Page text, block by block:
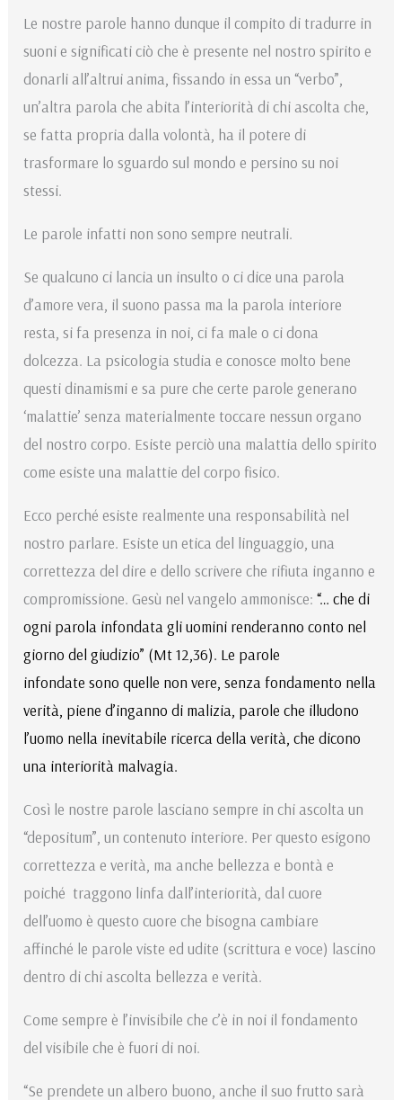
Le nostre parole hanno dunque il compito di tradurre in
suoni e significati ciò che è presente nel nostro spirito e
donarli all’altrui anima, fissando in essa un “verbo”,
un’altra parola che abita l’interiorità di chi ascolta che,
se fatta propria dalla volontà, ha il potere di
trasformare lo sguardo sul mondo e persino su noi
stessi.
Le parole infatti non sono sempre neutrali.
Se qualcuno ci lancia un insulto o ci dice una parola
d’amore vera, il suono passa ma la parola interiore
resta, si fa presenza in noi, ci fa male o ci dona
dolcezza. La psicologia studia e conosce molto bene
questi dinamismi e sa pure che certe parole generano
‘malattie’ senza materialmente toccare nessun organo
del nostro corpo. Esiste perciò una malattia dello spirito
come esiste una malattie del corpo fisico.
Ecco perché esiste realmente una responsabilità nel
nostro parlare. Esiste un etica del linguaggio, una
correttezza del dire e dello scrivere che rifiuta inganno e
compromissione. Gesù nel vangelo ammonisce:“… che di
ogni parola infondata gli uomini renderanno conto nel
giorno del giudizio” (Mt 12,36). Le parole
infondate sono quelle non vere, senza fondamento nella
verità, piene d’inganno di malizia, parole che illudono
l’uomo nella inevitabile ricerca della verità, che dicono
una interiorità malvagia.
Così le nostre parole lasciano sempre in chi ascolta un
“depositum”, un contenuto interiore. Per questo esigono
correttezza e verità, ma anche bellezza e bontà e
poiché traggono linfa dall’interiorità, dal cuore
dell’uomo è questo cuore che bisogna cambiare
affinché le parole viste ed udite (scrittura e voce) lascino
dentro di chi ascolta bellezza e verità.
Come sempre è l’invisibile che c’è in noi il fondamento
del visibile che è fuori di noi.
“Se prendete un albero buono, anche il suo frutto sarà